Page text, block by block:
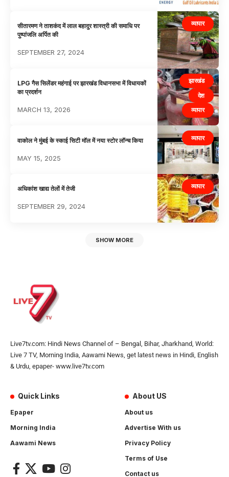
व्यापार
सीतारमण ने ताशकंद में लाल बहादुर शास्त्री की समाधि पर
पुष्पांजलि अर्पित की
SEPTEMBER 27, 2024
झारखंड
देश
व्यापार
LPG गैस सिलेंडर महंगाई पर झारखंड विधानसभा में विधायकों
का प्रदर्शन
MARCH 13, 2026
व्यापार
वाकोल ने मुंबई के स्काई सिटी मॉल में नया स्टोर लॉन्च किया
MAY 15, 2025
व्यापार
अधिकांश खाद्य तेलों में तेजी
SEPTEMBER 29, 2024
SHOW MORE
Live7tv.com: Hindi News Channel of – Bengal, Bihar, Jharkhand, World:
Live 7 TV, Morning India, Aawami News, get latest news in Hindi, English
& Urdu, epaper- www.live7tv.com
Quick Links
Epaper
Morning India
Aawami News
About US
About us
Advertise With us
Privacy Policy
Terms of Use
Contact us